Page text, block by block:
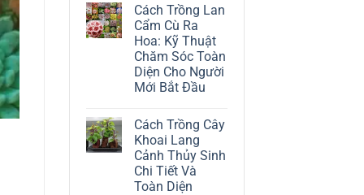
Hướng
Dẫn
Chi
Tiết
Trồng
Và
Chăm
Sóc
A-
bình
luận
ở
Toàn
Bộ
Cách
Trồng
Nho
Ngón
Sắc
Và
Sai
Trái
Nhất
Cách Trồng Lan
Cẩm Cù Ra
Hoa: Kỹ Thuật
Chăm Sóc Toàn
Diện Cho Người
Mới Bắt Đầu
bình
luận
ở
Cách
Trồng
Lan
Cẩm
Cách Trồng Cây
Khoai Lang
Cảnh Thủy Sinh
Chi Tiết Và
Toàn Diện